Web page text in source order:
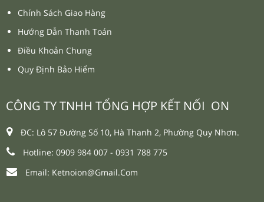
CÔNG TY TNHH TỔNG HỢP KẾT NỐI ON
ĐC: Lô 57 Đường Số 10, Hà Thanh 2, Phường Quy Nhơn.
Hotline: 0909 984 007 - 0931 788 775
Email: Ketnoion@gmail.com
Chính Sách Giao Hàng
Hướng Dẫn Thanh Toán
Điều Khoản Chung
Quy Định Bảo Hiểm